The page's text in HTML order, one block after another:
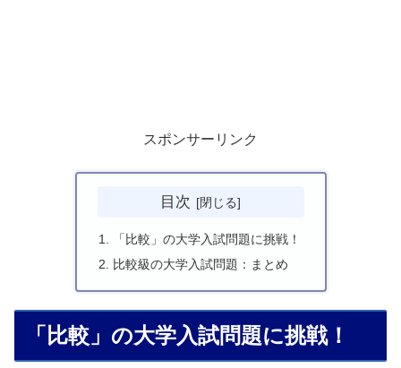
スポンサーリンク
目次
「比較」の大学入試問題に挑戦！
比較級の大学入試問題：まとめ
「比較」の大学入試問題に挑戦！